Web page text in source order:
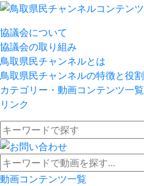
協議会について
協議会の取り組み
鳥取県民チャンネルとは
鳥取県民チャンネルの特徴と役割
カテゴリー・動画コンテンツ一覧
リンク
動画コンテンツ一覧